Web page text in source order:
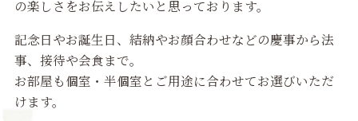
の楽しさをお伝えしたいと思っております。
記念日やお誕生日、結納やお顔合わせなどの慶事から法
事、接待や会食まで。
お部屋も個室・半個室とご用途に合わせてお選びいただ
けます。